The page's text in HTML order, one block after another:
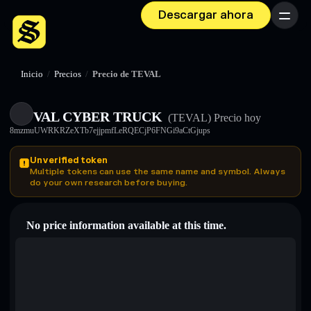
Descargar ahora Menú
Inicio / Precios / Precio de TEVAL
VAL CYBER TRUCK (TEVAL) Precio hoy
8mzmuUWRKRZeXTb7ejjpmfLeRQECjP6FNGi9aCtGjups
Unverified token
Multiple tokens can use the same name and symbol. Always
do your own research before buying.
No price information available at this time.